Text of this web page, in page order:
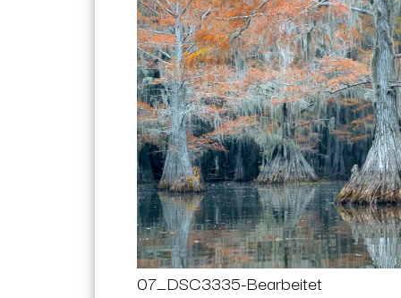
07_DSC3335-Bearbeitet